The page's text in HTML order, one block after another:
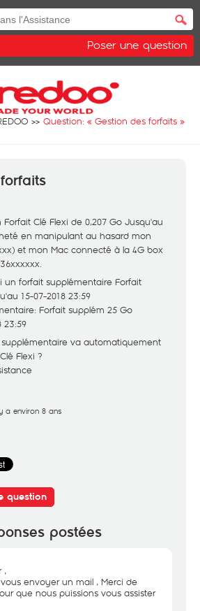
Poser une question
Question: « Gestion des forfaits »
Clé Flexi de 0,207 Go Jusqu'au
en manipulant au hasard mon
et mon Mac connecté à la 4G box
un forfait supplémentaire Forfait
15-07-2018 23:59
Forfait supplém 25 Go
23:59
va automatiquement
Flexi ?
a environ 8 ans
question
postées
,
envoyer un mail , Merci de
que nous puissions vous assister